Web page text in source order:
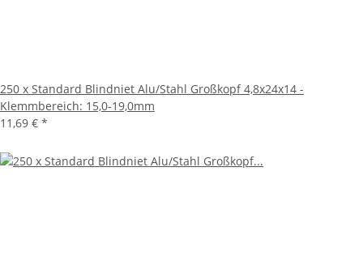
250 x Standard Blindniet Alu/Stahl Großkopf 4,8x24x14 -
Klemmbereich: 15,0-19,0mm
11,69 € *